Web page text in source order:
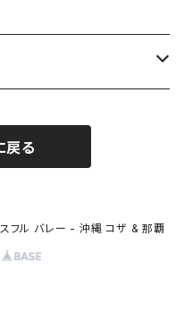
戻る
フル バレー - 沖縄 コザ & 那覇